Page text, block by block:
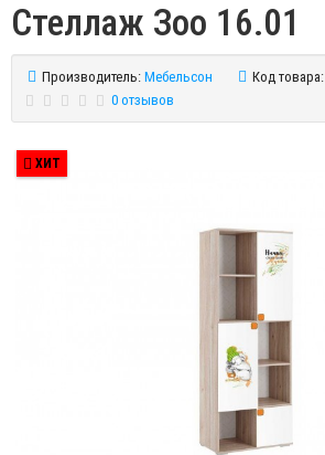
Стеллаж Зоо 16.01
Производитель: Мебельсон Код товара:
0 отзывов
ХИТ